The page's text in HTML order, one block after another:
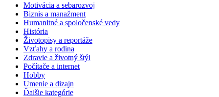
Motivácia a sebarozvoj
Biznis a manažment
Humanitné a spoločenské vedy
História
Životopisy a reportáže
Vzťahy a rodina
Zdravie a životný štýl
Počítače a internet
Hobby
Umenie a dizajn
Ďalšie kategórie